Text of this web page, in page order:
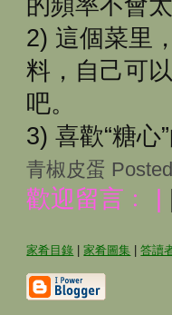
2) 這個菜里
料，自己可
吧。
3) 喜歡“糖心
青椒皮蛋
歡迎留言﹕ |
家肴目錄 |家肴圖集 |答讀